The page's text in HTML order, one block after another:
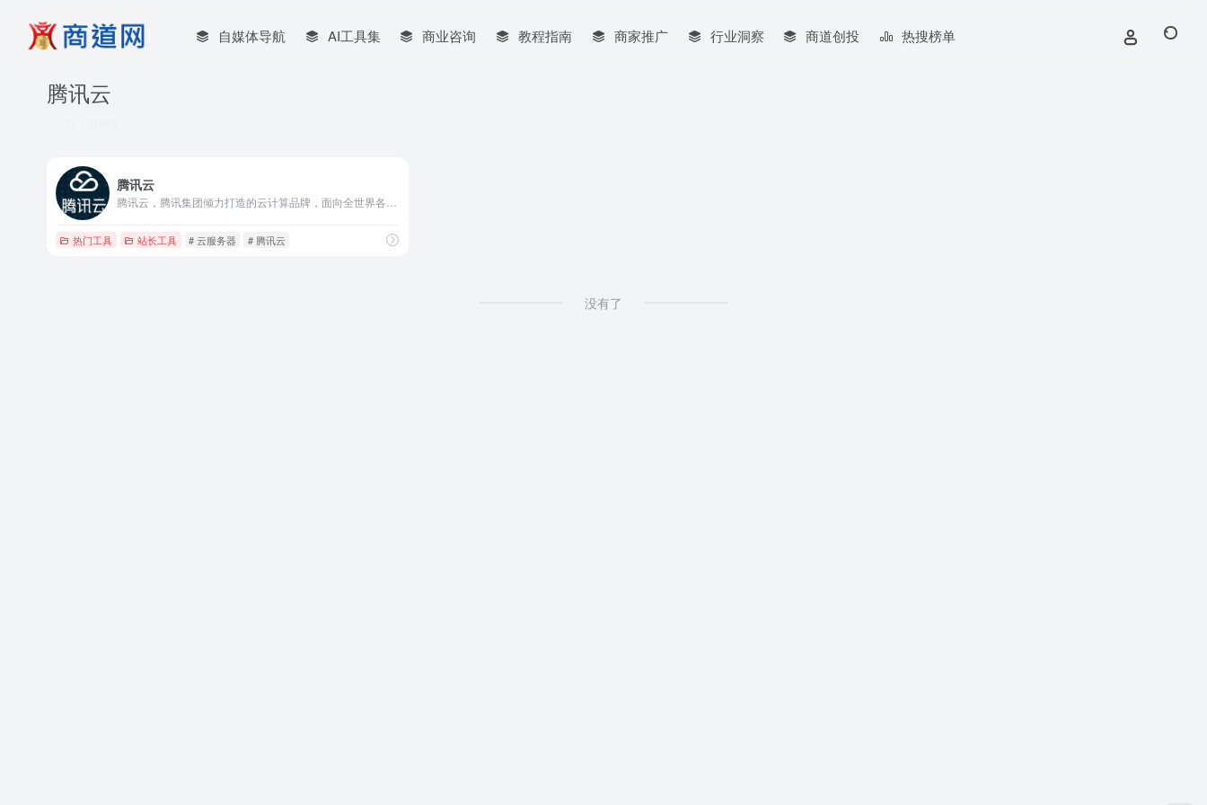
自媒体导航 AI工具集 商业咨询 教程指南 商家推广 行业洞察 商道创投 热搜榜单
腾讯云
腾讯云
热门工具 站长工具 # 云服务器 # 腾讯云
没有了